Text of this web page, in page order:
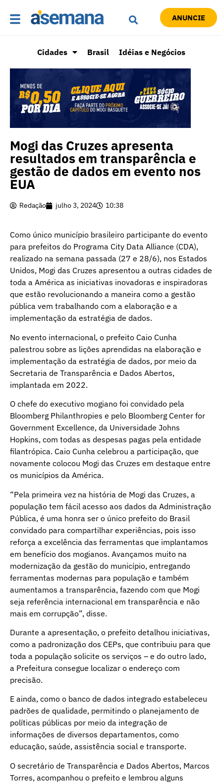
ANUNCIE
Cidades Brasil Idéias e Negócios
Mogi das Cruzes apresenta
resultados em transparência e
gestão de dados em evento nos
EUA
Redação julho 3, 2024 10:38
Como único município brasileiro participante do evento
para prefeitos do Programa City Data Alliance (CDA),
realizado na semana passada (27 e 28/6), nos Estados
Unidos, Mogi das Cruzes apresentou a outras cidades de
toda a América as iniciativas inovadoras e inspiradoras
que estão revolucionando a maneira como a gestão
pública vem trabalhando com a elaboração e a
implementação da estratégia de dados.
No evento internacional, o prefeito Caio Cunha
palestrou sobre as lições aprendidas na elaboração e
implementação da estratégia de dados, por meio da
Secretaria de Transparência e Dados Abertos,
implantada em 2022.
O chefe do executivo mogiano foi convidado pela
Bloomberg Philanthropies e pelo Bloomberg Center for
Government Excellence, da Universidade Johns
Hopkins, com todas as despesas pagas pela entidade
filantrópica. Caio Cunha celebrou a participação, que
novamente colocou Mogi das Cruzes em destaque entre
os municípios da América.
“Pela primeira vez na história de Mogi das Cruzes, a
população tem fácil acesso aos dados da Administração
Pública, é uma honra ser o único prefeito do Brasil
convidado para compartilhar experiências, pois isso
reforça a excelência das ferramentas que implantamos
em benefício dos mogianos. Avançamos muito na
modernização da gestão do município, entregando
ferramentas modernas para população e também
aumentamos a transparência, fazendo com que Mogi
seja referência internacional em transparência e não
mais em corrupção”, disse.
Durante a apresentação, o prefeito detalhou iniciativas,
como a padronização dos CEPs, que contribuiu para que
toda a população solicite os serviços – e do outro lado,
a Prefeitura consegue localizar o endereço com
precisão.
E ainda, como o banco de dados integrado estabeleceu
padrões de qualidade, permitindo o planejamento de
políticas públicas por meio da integração de
informações de diversos departamentos, como
educação, saúde, assistência social e transporte.
O secretário de Transparência e Dados Abertos, Marcos
Torres, acompanhou o prefeito e lembrou alguns